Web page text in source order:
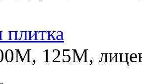
125М,